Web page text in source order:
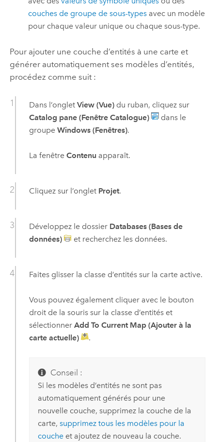
couches de groupe de sous-types avec un modèle
pour chaque valeur unique ou chaque sous-type.
Pour ajouter une couche d’entités à une carte et
générer automatiquement ses modèles d’entités,
procédez comme suit :
Dans l’onglet View (Vue)du ruban, cliquez sur
Catalog pane (Fenêtre Catalogue)
dans le
groupe Windows (Fenêtres).
La fenêtre Contenuapparaît.
Cliquez sur l’onglet Projet.
Développez le dossier Databases (Bases de
données)
et recherchez les données.
Faites glisser la classe d’entités sur la carte active.
Vous pouvez également cliquer avec le bouton
droit de la souris sur la classe d’entités et
sélectionner Add To Current Map (Ajouter à la
carte actuelle)
.
Conseil :
Si les modèles d’entités ne sont pas
automatiquement générés pour une
nouvelle couche, supprimez la couche de la
carte, supprimez tous les modèles pour la
coucheet ajoutez de nouveau la couche.